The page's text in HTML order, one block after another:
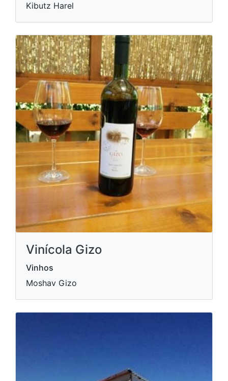
Kibutz Harel
Vinícola Gizo
Vinhos
Moshav Gizo